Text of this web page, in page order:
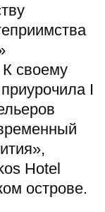
своему
I
Hotel
острове.